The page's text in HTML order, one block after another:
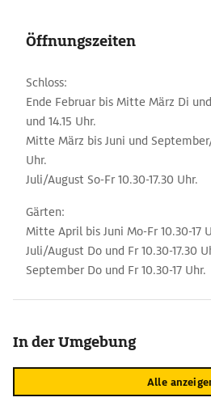
Öffnungszeiten
Schloss:
Ende Februar bis Mitte März Di und
und 14.15 Uhr.
Mitte März bis Juni und
Uhr.
Juli/August So-Fr 10.30-17.30 Uhr.
Gärten:
Mitte April bis Juni Mo-Fr 10.30-17
Juli/August Do und Fr 10.30-17.30
September Do und Fr 10.30-17 Uhr.
In der Umgebung
Alle